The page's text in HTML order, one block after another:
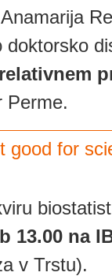
Perme.
good for
13.00 na
v Trstu).